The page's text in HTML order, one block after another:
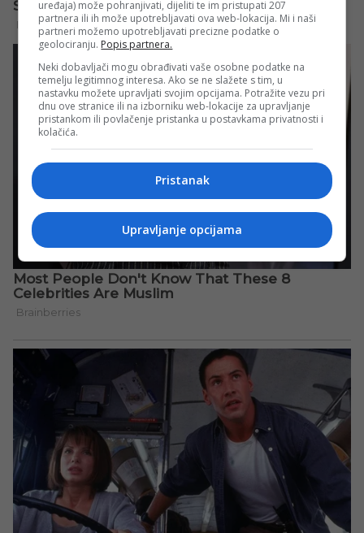
uređaja) može pohranjivati, dijeliti te im pristupati 207
partnera ili ih može upotrebljavati ova web-lokacija. Mi i naši
partneri možemo upotrebljavati precizne podatke o
geolociranju. Popis partnera.
Neki dobavljači mogu obrađivati vaše osobne podatke na
temelju legitimnog interesa. Ako se ne slažete s tim, u
nastavku možete upravljati svojim opcijama. Potražite vezu pri
dnu ove stranice ili na izborniku web-lokacije za upravljanje
pristankom ili povlačenje pristanka u postavkama privatnosti i
kolačića.
Pristanak
Upravljanje opcijama